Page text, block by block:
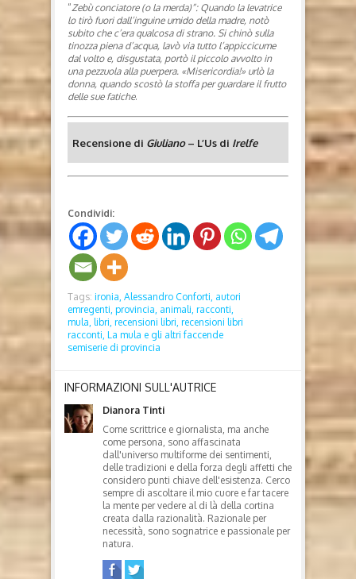
“Zebù conciatore (o la merda)”: Quando la levatrice
lo tirò fuori dall’inguine umido della madre, notò
subito che c’era qualcosa di strano. Si chinò sulla
tinozza piena d’acqua, lavò via tutto l’appiccicume
dal volto e, disgustata, portò il piccolo avvolto in
una pezzuola alla puerpera. «Misericordia!» urlò la
donna, quando scostò la stoffa per guardare il frutto
delle sue fatiche.
Recensione di Giuliano– L’Us di Irelfe
Condividi:
Tags: ironia, Alessandro Conforti, autori
emregenti, provincia, animali, racconti,
mula,
libri, recensioni libri, recensioni libri
racconti, La mula e gli altri faccende
semiserie di provincia
INFORMAZIONI SULL'AUTRICE
Dianora Tinti
Come scrittrice e giornalista, ma anche
come persona, sono affascinata
dall'universo multiforme dei sentimenti,
delle tradizioni e della forza degli affetti che
considero punti chiave dell'esistenza. Cerco
sempre di ascoltare il mio cuore e far tacere
la mente per vedere al di là della cortina
creata dalla razionalità. Razionale per
necessità, sono sognatrice e passionale per
natura.